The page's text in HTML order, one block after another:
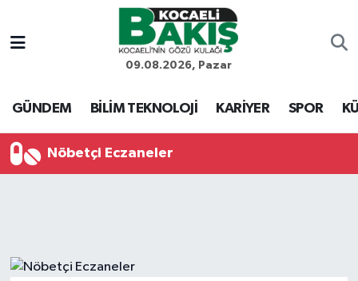
09.08.2026, Pazar
GÜNDEM BİLİM TEKNOLOJİ KARİYER SPOR
Nöbetçi Eczaneler
Kocaeli Nöbetçi Eczaneler
Kocaeli Hava Durumu
Son Dakika Haberleri